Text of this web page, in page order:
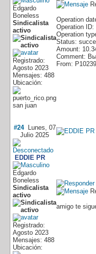
Edgardo
Boneless
Sindicalista
activo
Registrado:
Agosto 2023
Mensajes: 488
Ubicación:
san juan
Operation
Operation ID:
Operation
Status:
Amount:
Comment:
From:
#24Lunes, 07
Julio 2025
EDDIE PR
Edgardo
Boneless
Sindicalista
activo
Registrado:
Agosto 2023
Mensajes: 488
Ubicación:
amigo te